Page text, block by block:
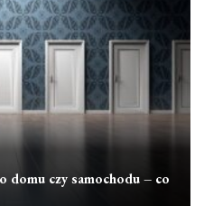
domu czy samochodu – co